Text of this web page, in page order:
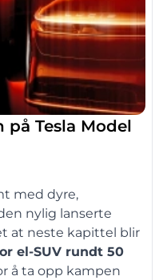
Tesla Model
med dyre,
nylig lanserte
at neste kapittel blir
el-SUV rundt 50
å ta opp kampen